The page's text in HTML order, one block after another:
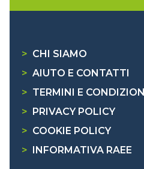
> CHI SIAMO
> AIUTO E CONTATTI
> TERMINI E CONDIZIONI
>
PRIVACY POLICY
> COOKIE POLICY
>
INFORMATIVA RAEE